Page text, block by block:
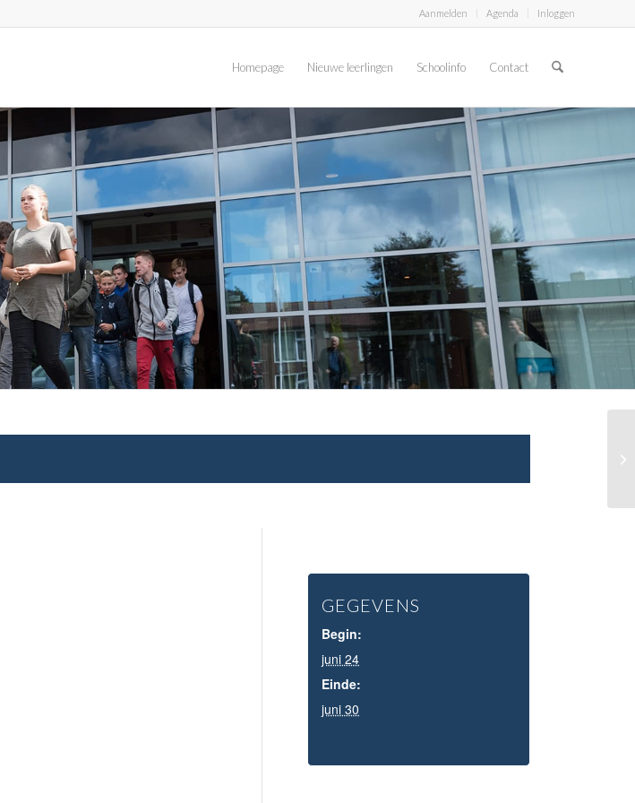
Aanmelden Agenda Inloggen
Homepage Nieuwe leerlingen Schoolinfo Contact
GEGEVENS
Begin:
juni 24
Einde:
juni 30